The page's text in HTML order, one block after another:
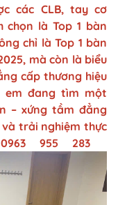
các CLB, tay cơ
chọn là Top 1 bàn
chỉ là Top 1 bàn
mà còn là biểu
cấp thương hiệu
em đang tìm một
– xứng tầm đẳng
trải nghiệm thực
955 283